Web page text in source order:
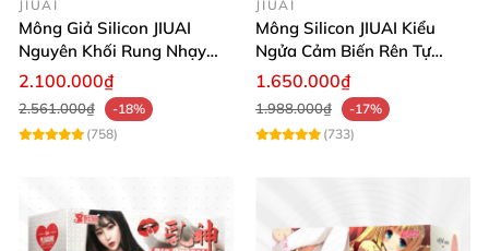
búp bê yêu quý. Hãy sở hữu ngay kem tẩy màu làm
trắng lại TPE, Silicone của chúng tôi để giữ búp bê
luôn trắng sáng, bền đẹp như mới. 💥 Mua hàng
ngay hôm nay và trải nghiệm sự khác biệt tuyệt vời!
JIUAI
Mông Giả Silicon JIUAI
Nguyên Khối Rung Nhạy
Cảm Biến Siêu Thật
2.100.000₫
2.561.000₫
-18%
(758)
JIUAI
Mông Silicon JIUAI Kiểu
Ngửa Cảm Biến Rên Tự
Nhiên
1.650.000₫
1.988.000₫
-17%
(733)